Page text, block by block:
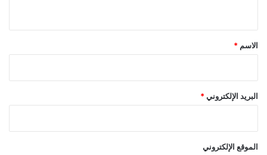
*
الاسم *
البريد الإلكتروني *
الموقع الإلكتروني